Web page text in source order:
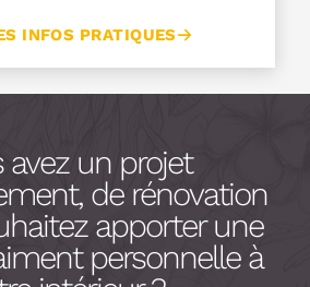
INFOS PRATIQUES
avez un projet
de rénovation
apporter une
personnelle à